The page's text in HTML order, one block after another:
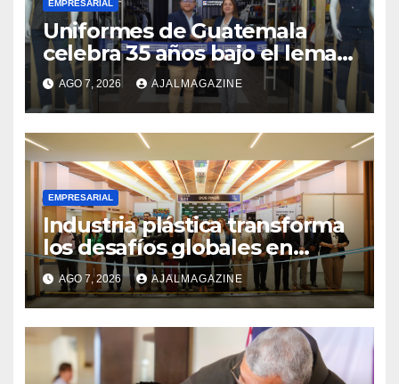
EMPRESARIAL
Uniformes de Guatemala
celebra 35 años bajo el lema
«Hechos para destacar» y
continúa su expansión
nacional
AGO 7, 2026 AJALMAGAZINE
EMPRESARIAL
Industria plástica transforma
los desafíos globales en
innovación y nuevas
oportunidades de negocio
AGO 7, 2026 AJALMAGAZINE